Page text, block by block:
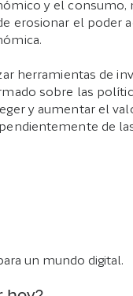
y el consumo,
erosionar el poder
herramientas de
sobre las
y aumentar el
de
un mundo digital.